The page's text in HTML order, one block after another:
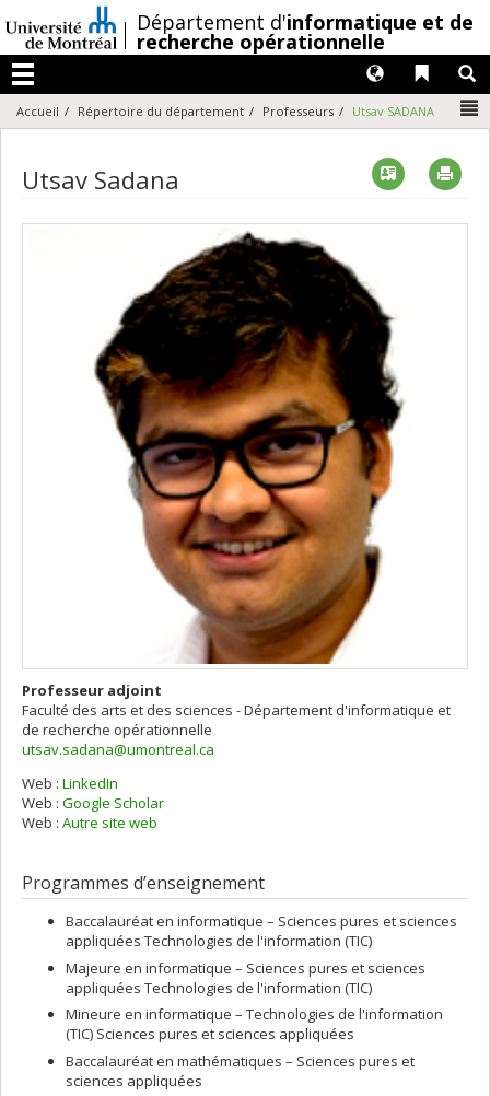
au
contenu
/Département d'informatique et de
recherche opérationnelle
Menu
Liens
Langues
Accueil Répertoire du département Professeurs Utsav SADANA
Utsav Sadana Vcard
Professeur adjoint
Faculté des arts et des sciences - Département d'informatique et
de recherche opérationnelle
utsav.sadana@umontreal.ca
Web : LinkedIn
Web : Google Scholar
Web : Autre site web
Programmes d’enseignement
Baccalauréat en informatique – Sciences pures et sciences
appliquées Technologies de l'information (TIC)
Majeure en informatique – Sciences pures et sciences
appliquées Technologies de l'information (TIC)
Mineure en informatique – Technologies de l'information
(TIC) Sciences pures et sciences appliquées
Baccalauréat en mathématiques – Sciences pures et
sciences appliquées